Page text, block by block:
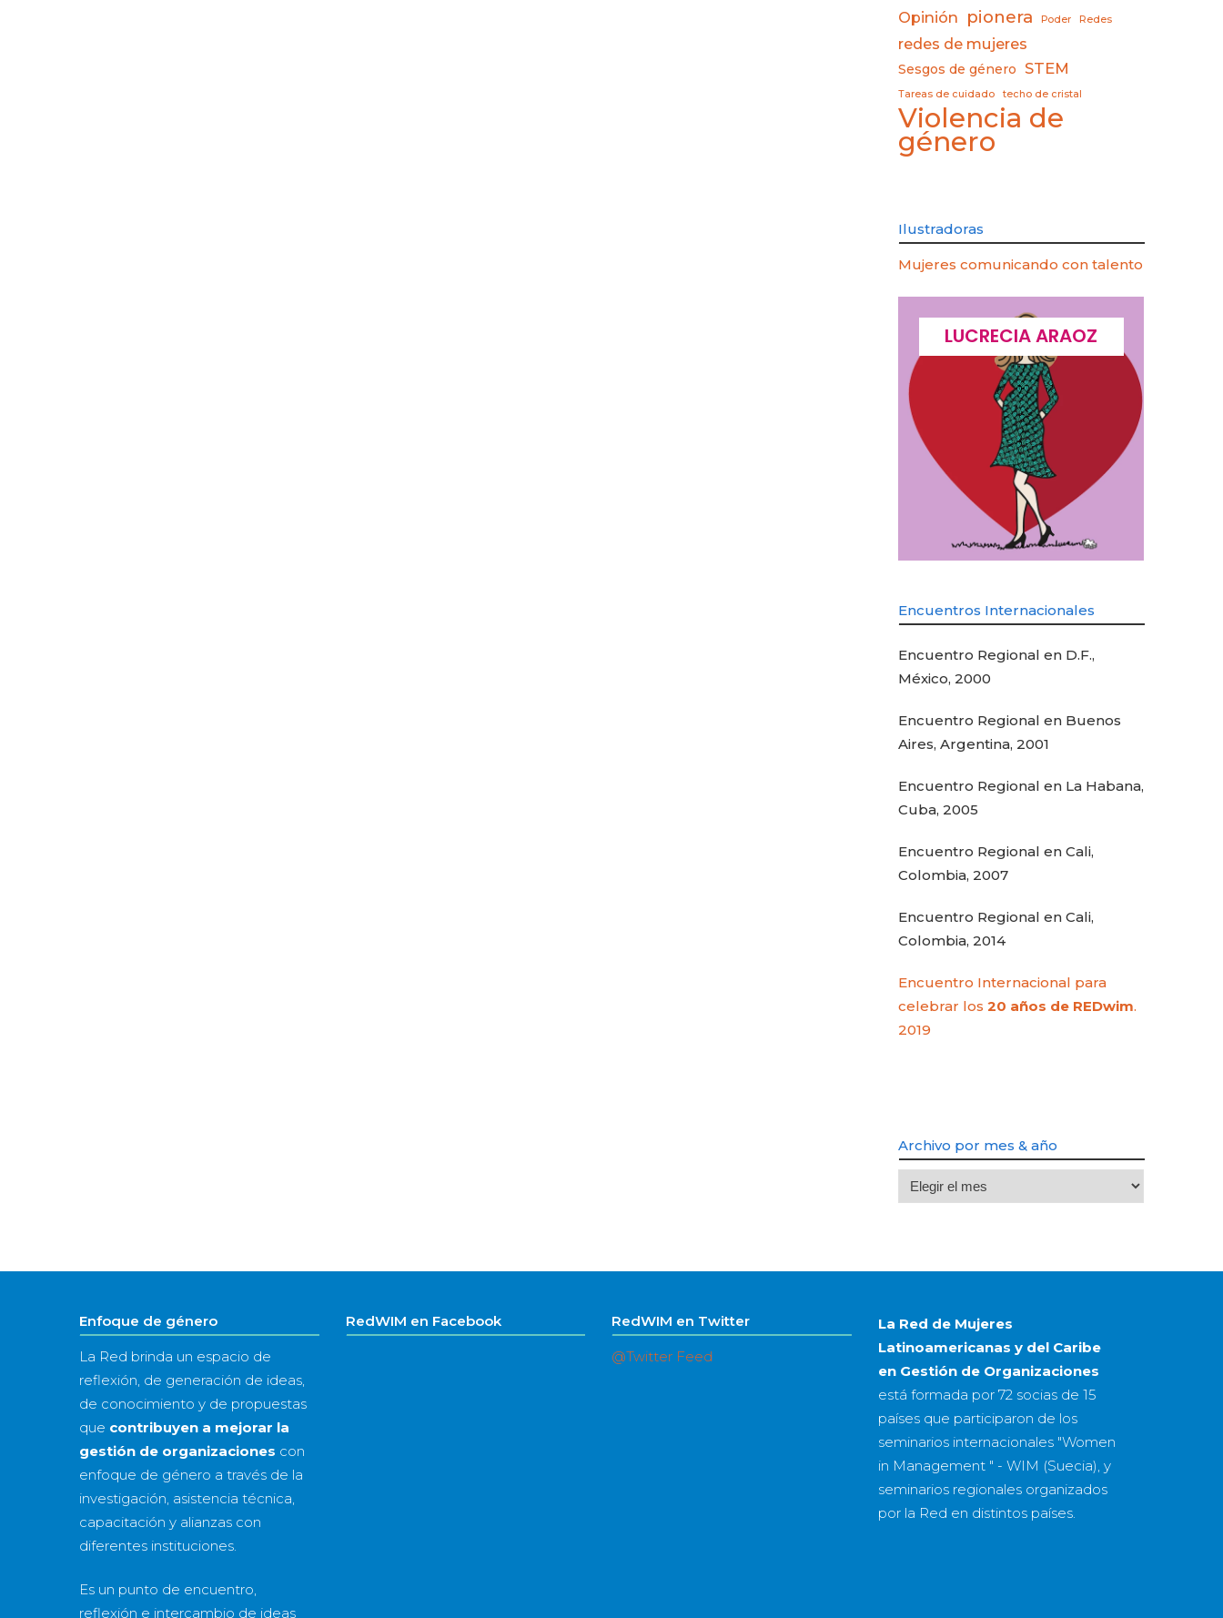
Opinión pionera Poder Redes
redes de mujeres
Sesgos de género STEM
Tareas de cuidado techo de cristal
Violencia de
género
Ilustradoras
Mujeres comunicando con talento
LUCRECIA ARAOZ
Encuentros Internacionales
Encuentro Regional en D.F.,
México, 2000
Encuentro Regional en Buenos
Aires, Argentina, 2001
Encuentro Regional en La Habana,
Cuba, 2005
Encuentro Regional en Cali,
Colombia, 2007
Encuentro Regional en Cali,
Colombia, 2014
Encuentro Internacional para
celebrar los 20 años de REDwim.
2019
Archivo por mes & año
Archivo
por
año
Enfoque de género
La Red brinda un espacio de
reflexión, de generación de ideas,
de conocimiento y de propuestas
que contribuyen a mejorar la
gestión de organizaciones con
enfoque de género a través de la
investigación, asistencia técnica,
capacitación y alianzas con
diferentes instituciones.
Es un punto de encuentro,
reflexión e intercambio de ideas
RedWIM en Facebook RedWIM en Twitter
@Twitter Feed
La Red de Mujeres
Latinoamericanas y del Caribe
en Gestión de Organizaciones
está formada por 72 sociasde 15
paísesque participaron de los
seminarios internacionales "Women
in Management " - WIM (Suecia), y
seminarios regionales organizados
por la Red en distintos países.